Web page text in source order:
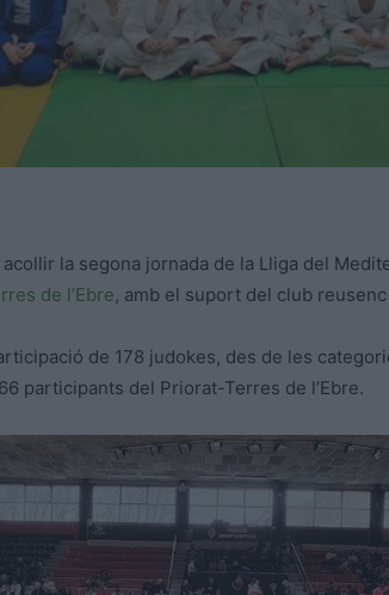
la segona jornada de la Lliga del
de l’Ebre, amb el suport del club
de 178 judokes, des de les
participants del Priorat-Terres de l’Ebre.